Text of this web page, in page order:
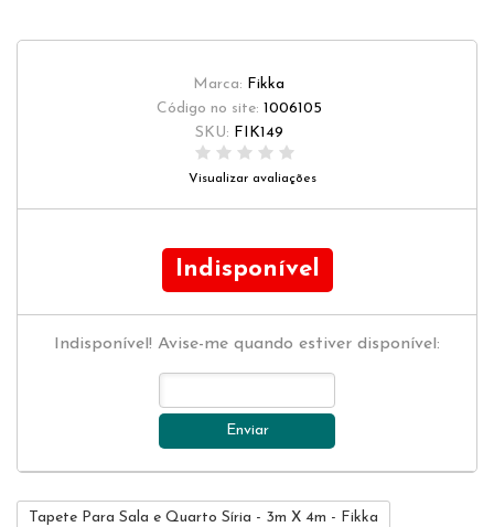
Marca: Fikka
Código no site: 1006105
SKU: FIK149
Visualizar avaliações
Indisponível
Indisponível! Avise-me quando estiver disponível:
Enviar
Tapete Para Sala e Quarto Síria - 3m X 4m - Fikka